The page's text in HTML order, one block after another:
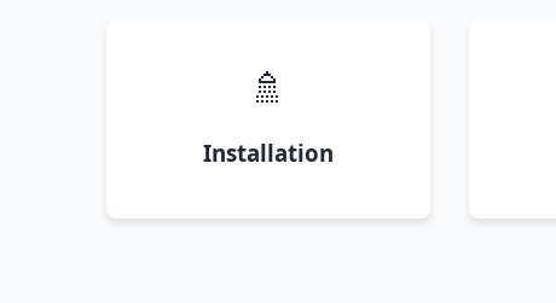
🚿
Installation